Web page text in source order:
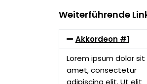
Weiterführende
Akkordeon #1
Lorem ipsum dolor sit
amet, consectetur
adipiscing elit. Ut elit